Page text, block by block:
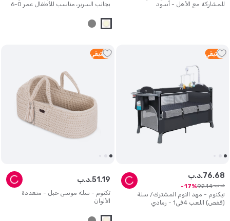
للمشاركة مع الأهل - أسود
بجانب السرير، مناسب للأطفال عمر 0-6
5 متبقي
تيكنوم - مهد النوم المشترك/ سلة
(قفص) اللعب 4في1 - رمادي
د.ب.76.68
د.ب. 92.14
17
3 متبقي
تكنوم - سلة موسى حبل - متعددة
الألوان
د.ب.51 .19